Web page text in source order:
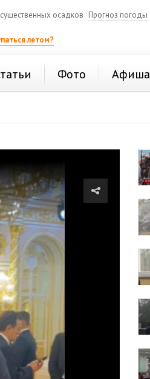
осадков Прогноз погоды
летом?
Фото Афиша